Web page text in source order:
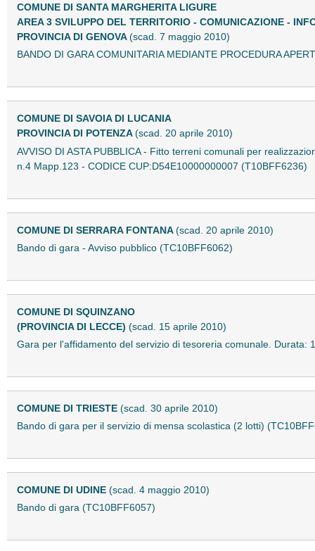
COMUNE DI SANTA MARGHERITA LIGURE
AREA 3 SVILUPPO DEL TERRITORIO - COMUNICAZIONE -
PROVINCIA DI GENOVA(scad. 7 maggio 2010)
BANDO DI GARA COMUNITARIA MEDIANTE PROCEDURA
COMUNE DI SAVOIA DI LUCANIA
PROVINCIA DI POTENZA(scad. 20 aprile 2010)
AVVISO DI ASTA PUBBLICA - Fitto terreni comunali per
n.4 Mapp.123 - CODICE CUP:D54E10000000007 (T10BFF6236)
COMUNE DI SERRARA FONTANA(scad. 20 aprile 2010)
Bando di gara - Avviso pubblico (TC10BFF6062)
COMUNE DI SQUINZANO
(PROVINCIA DI LECCE) (scad. 15 aprile 2010)
Gara per l'affidamento del servizio di tesoreria comunale. Durata:
COMUNE DI TRIESTE (scad. 30 aprile 2010)
Bando di gara per il servizio di mensa scolastica (2 lotti)
COMUNE DI UDINE (scad. 4 maggio 2010)
Bando di gara (TC10BFF6057)